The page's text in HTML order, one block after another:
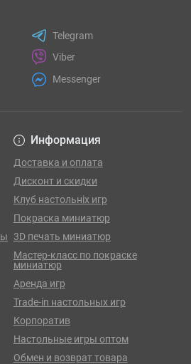
Информация
Доставка и оплата
Дисконт и скидки
Клуб настольніх игр
Покраска миниатюр
3D печать миниатюр
Мастер-класс по покраске
миниатюр
Аренда игр
Trade-in настольных игр
Корпоратив
Настольные игры оптом
Обмен и возврат товара
Telegram
Viber
Messenger